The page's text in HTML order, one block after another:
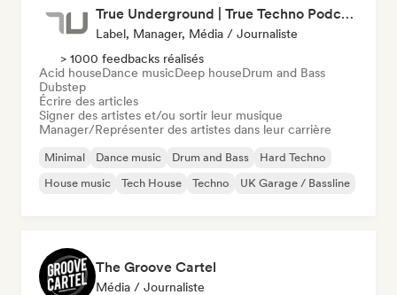
True Underground | True Techno Podcast | ONE
Label, Manager, Média / Journaliste
> 1000 feedbacks réalisés
Acid houseDance musicDeep houseDrum and Bass
Dubstep
Écrire des articles
Signer des artistes et/ou sortir leur musique
Manager/Représenter des artistes dans leur carrière
Minimal Dance music Drum and Bass
Hard Techno
House music
Tech House Techno UK Garage / Bassline
The Groove Cartel
Média / Journaliste